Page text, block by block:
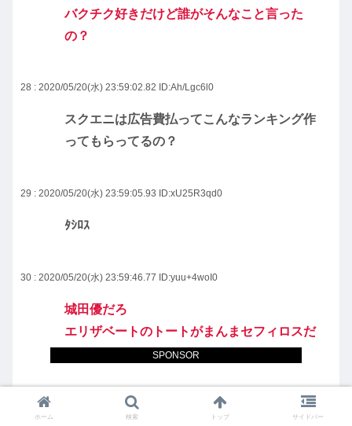
SPONSOR
バクチク好きだけど誰がそんなこと言った
の？
28 : 2020/05/20(水) 23:59:02.82 ID:Ah/Lgc6l0
スクエニは広告費払ってこんなランキング作
ってもらってるの？
29 : 2020/05/20(水) 23:59:05.93 ID:xU25R3qd0
ﾀｼﾛｽ
30 : 2020/05/20(水) 23:59:46.77 ID:yuu+4woI0
城田優だろ
エリザベートのトートがまんまセフィロスだ
31 : 2020/05/21(木) 00:05:03.73 ID:VuetSPIg0
ホーム 検索 トップ サイドバー